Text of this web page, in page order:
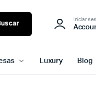
Iniciar
Luxury Blog